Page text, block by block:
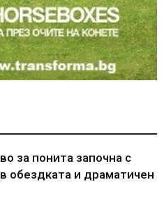
за понита започна с
обездката и драматичен